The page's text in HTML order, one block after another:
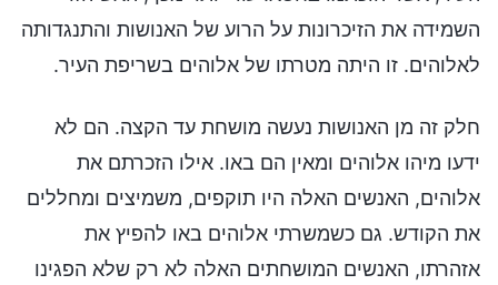
השמידה את הזיכרונות על הרוע של האנושות והתנגדותה
לאלוהים. זו היתה מטרתו של אלוהים בשריפת העיר.
חלק זה מן האנושות נעשה מושחת עד הקצה. הם לא
ידעו מיהו אלוהים ומאין הם באו. אילו הזכרתם את
אלוהים, האנשים האלה היו תוקפים, משמיצים ומחללים
את הקודש. גם כשמשרתי אלוהים באו להפיץ את
אזהרתו, האנשים המושחתים האלה לא רק שלא הפגינו